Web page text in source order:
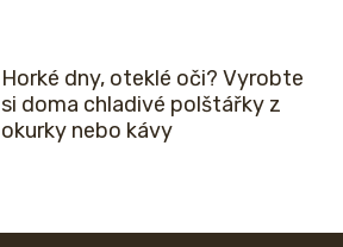
Horké dny, oteklé oči? Vyrobte
si doma chladivé polštářky z
okurky nebo kávy